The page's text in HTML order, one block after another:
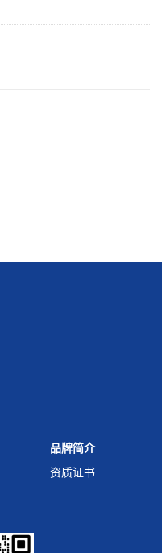
品牌简介
资质证书